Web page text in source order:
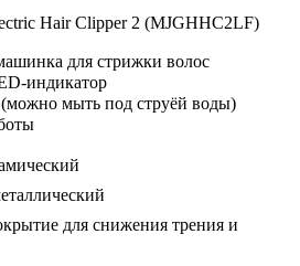
Hair Clipper 2 (MJGHHC2LF)
для стрижки волос
индикатор
мыть под струёй воды)
для снижения трения и